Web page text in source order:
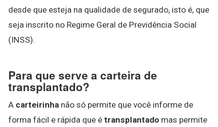
desde que esteja na qualidade de segurado, isto é, que
seja inscrito no Regime Geral de Previdência Social
(INSS).
Para que serve a carteira de
transplantado?
A carteirinha não só permite que você informe de
forma fácil e rápida que é transplantado mas permite